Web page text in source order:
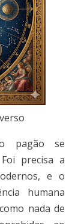
pagão se
precisa a
e o
humana
nada de